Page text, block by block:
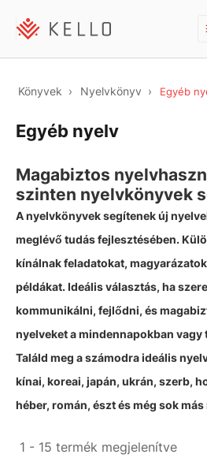
Könyvek Nyelvkönyv Egyéb
Egyéb nyelv
Magabiztos
szinten nyelvkönyvek
A nyelvkönyvek segítenek új
meglévő tudás fejlesztésében.
kínálnak feladatokat,
példákat. Ideális választás, ha
kommunikálni, fejlődni, és
nyelveket a mindennapokban
Találd meg a számodra ideális
kínai, koreai, japán, ukrán, szerb,
héber, román, észt és még sok
1 - 15 termék megjelenítve